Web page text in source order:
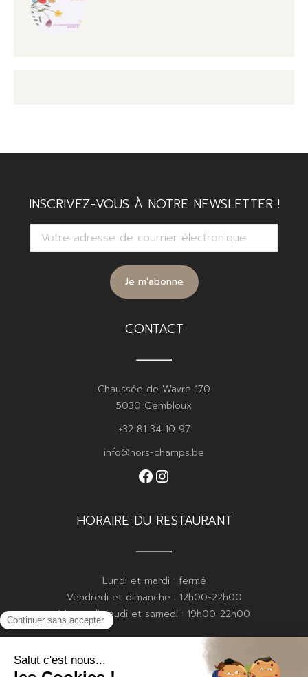
INSCRIVEZ-VOUS À NOTRE NEWSLETTER !
CONTACT
Chaussée de Wavre 170
5030 Gembloux
+32 81 34 10 97
info@hors-champs.be
Facebook
HORAIRE DU RESTAURANT
Lundi et mardi : fermé
Vendredi et dimanche : 12h00-22h00
Mercredi, jeudi et samedi : 19h00-22h00
HORAIRE DE LA BOULANGERIE